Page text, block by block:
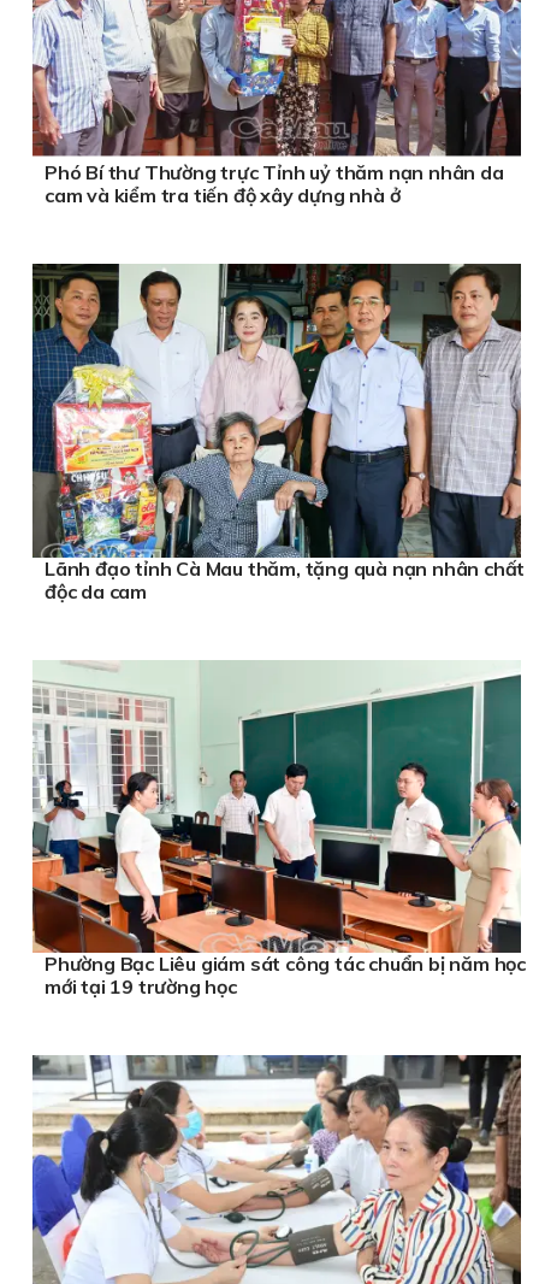
Phó Bí thư Thường trực Tỉnh uỷ thăm nạn nhân da
cam và kiểm tra tiến độ xây dựng nhà ở
Lãnh đạo tỉnh Cà Mau thăm, tặng quà nạn nhân chất
độc da cam
Phường Bạc Liêu giám sát công tác chuẩn bị năm học
mới tại 19 trường học